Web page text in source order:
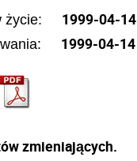
życie: 1999-04-14
1999-04-14
zmieniających.